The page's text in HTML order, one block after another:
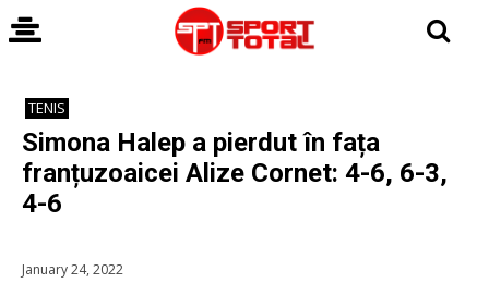
TENIS
Simona Halep a pierdut în fața
franțuzoaicei Alize Cornet: 4-6, 6-3,
4-6
January 24, 2022